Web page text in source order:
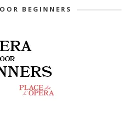
BEGINNERS